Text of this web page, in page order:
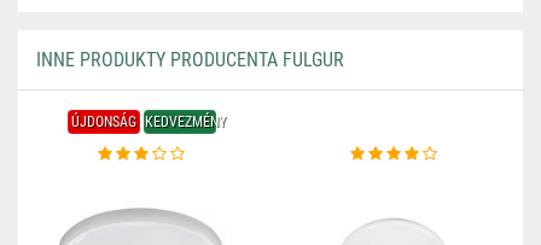
INNE PRODUKTY PRODUCENTA FULGUR
ÚJDONSÁG KEDVEZMÉNY